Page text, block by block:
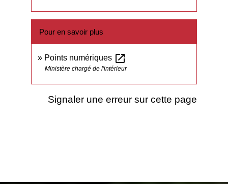
Pour en savoir plus
Points numériques open_in_new
Ministère chargé de l'intérieur
Signaler une erreur sur cette page